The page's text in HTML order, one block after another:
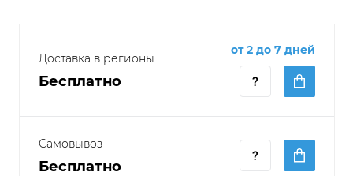
Доставка в регионы
Бесплатно
от 2 до 7 дней
Самовывоз
Бесплатно